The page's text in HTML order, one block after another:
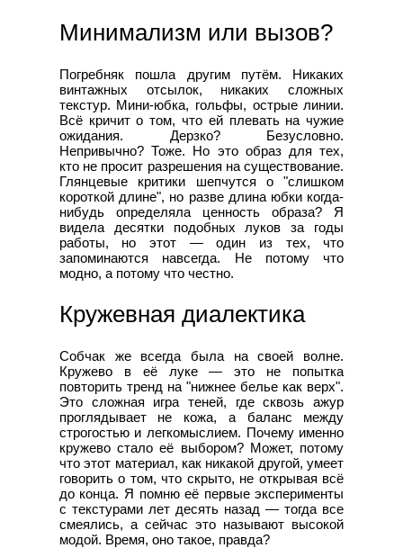
Минимализм или вызов?
Погребняк пошла другим путём. Никаких
винтажных отсылок, никаких сложных
текстур. Мини-юбка, гольфы, острые линии.
Всё кричит о том, что ей плевать на чужие
ожидания. Дерзко? Безусловно.
Непривычно? Тоже. Но это образ для тех,
кто не просит разрешения на существование.
Глянцевые критики шепчутся о "слишком
короткой длине", но разве длина юбки когда-
нибудь определяла ценность образа? Я
видела десятки подобных луков за годы
работы, но этот — один из тех, что
запоминаются навсегда. Не потому что
модно, а потому что честно.
Кружевная диалектика
Собчак же всегда была на своей волне.
Кружево в её луке — это не попытка
повторить тренд на "нижнее белье как верх".
Это сложная игра теней, где сквозь ажур
проглядывает не кожа, а баланс между
строгостью и легкомыслием. Почему именно
кружево стало её выбором? Может, потому
что этот материал, как никакой другой, умеет
говорить о том, что скрыто, не открывая всё
до конца. Я помню её первые эксперименты
с текстурами лет десять назад — тогда все
смеялись, а сейчас это называют высокой
модой. Время, оно такое, правда?